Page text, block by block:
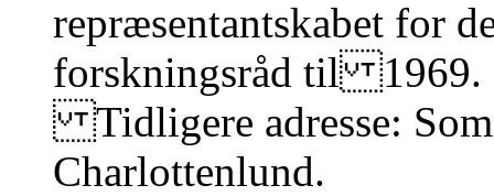
repræsentantskabet for
forskningsråd til 1969.
Tidligere adresse:
Charlottenlund.